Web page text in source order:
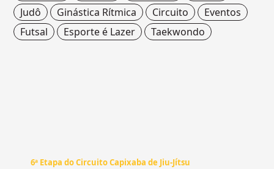
Judô
Ginástica Rítmica Circuito
Eventos
Futsal
Esporte é Lazer Taekwondo
6ª Etapa do Circuito Capixaba de Jiu-Jítsu